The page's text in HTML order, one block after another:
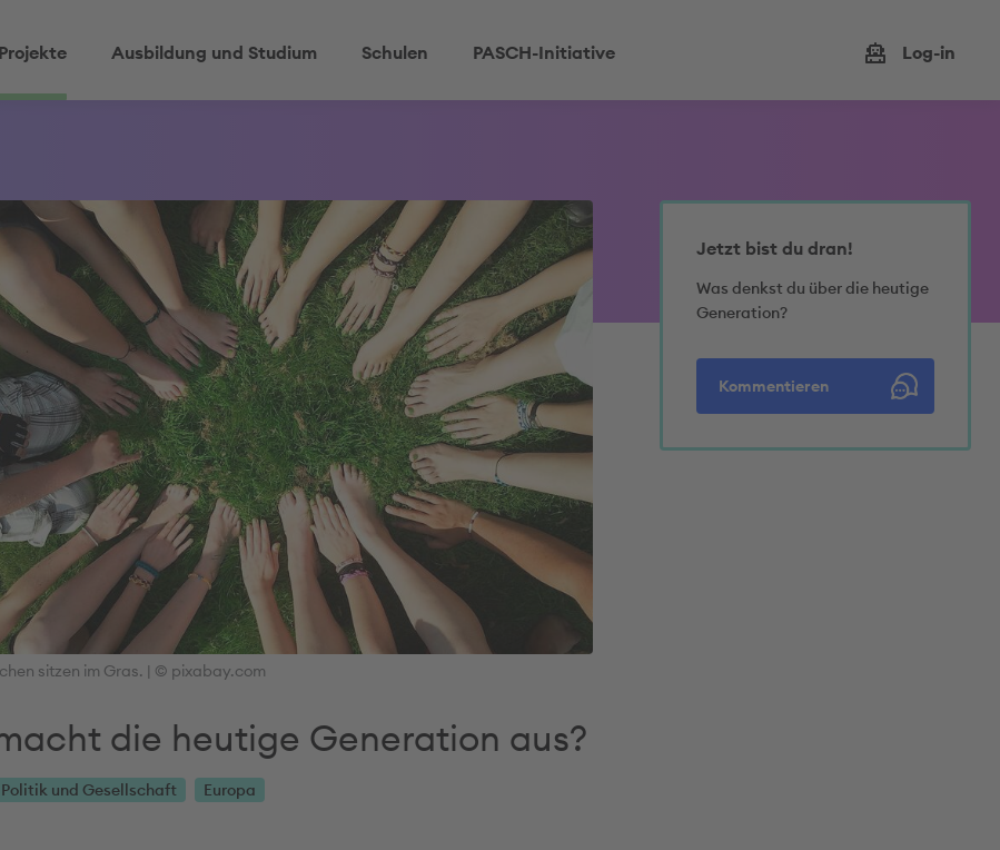
Projekte Ausbildung und Studium Schulen PASCH-Initiative Log-in
sitzen im Gras. | © pixabay.com
die heutige Generation aus?
Politik und Gesellschaft Europa
Jetzt bist du dran!
Was denkst du über die heutige
Generation?
Kommentieren